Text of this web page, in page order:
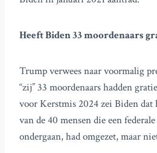
Heeft Biden 33 moordenaars
Trump verwees naar voormalig
“zij” 33 moordenaars hadden
voor Kerstmis 2024 zei Biden dat
van de 40 mensen die een
ondergaan, had omgezet, maar